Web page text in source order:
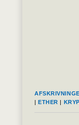
|ETHER |